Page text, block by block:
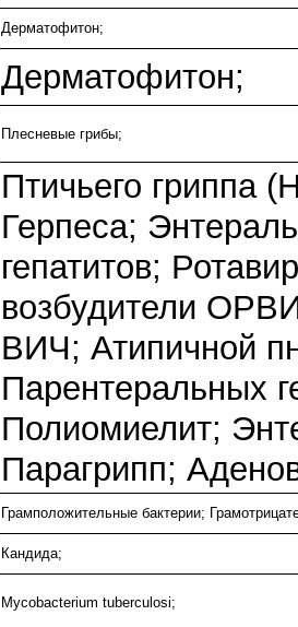
Дерматофитон;
Дерматофитон;
Плесневые грибы;
Птичьего гриппа
Герпеса;
гепатитов;
возбудители
ВИЧ; Атипичной
Парентеральных
Полиомиелит;
Парагрипп;
Грамположительные бактерии;
Кандида;
Mycobacterium tuberculosi;